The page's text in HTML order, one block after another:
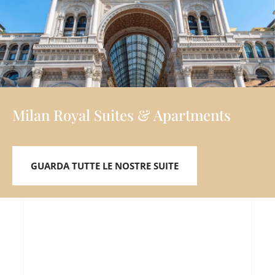
Milan Royal Suites & Apartments
GUARDA TUTTE LE NOSTRE SUITE